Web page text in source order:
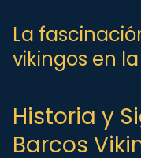
La
vikingos en
Historia y
Barcos